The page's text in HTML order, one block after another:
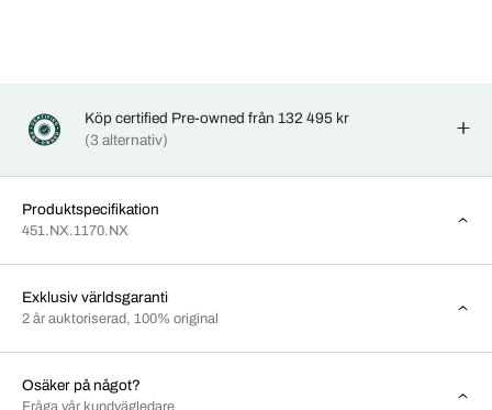
Köp certified Pre-owned från 132 495 kr
(3 alternativ)
Produktspecifikation
451.NX.1170.NX
Exklusiv världsgaranti
2 år auktoriserad, 100% original
Osäker på något?
Fråga vår kundvägledare